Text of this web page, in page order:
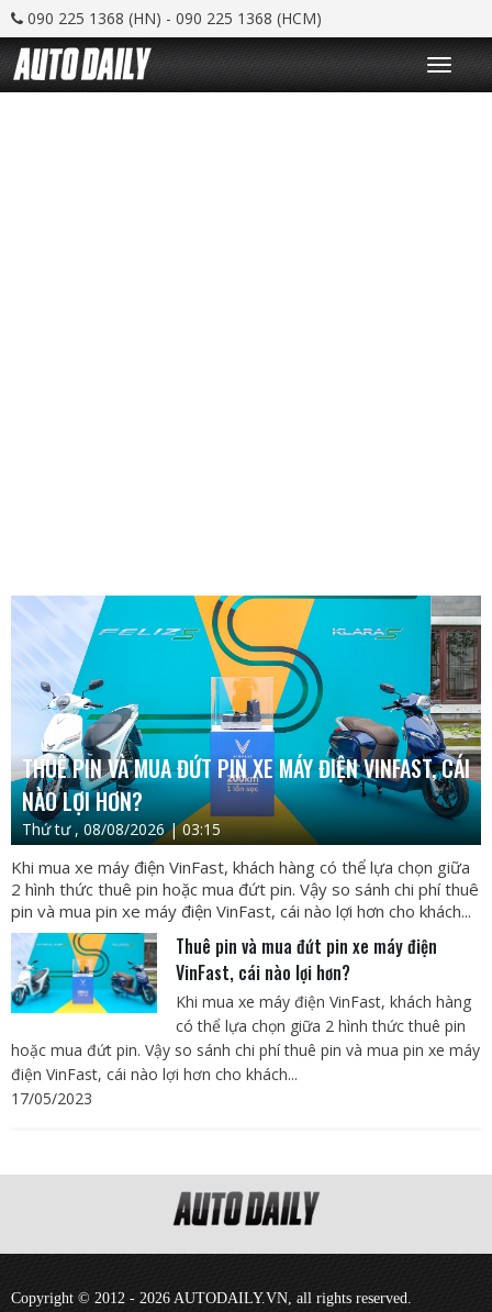
090 225 1368 (HN) - 090 225 1368 (HCM)
T
o
g
THUÊ PIN VÀ MUA ĐỨT PIN XE MÁY ĐIỆN VINFAST, CÁI
NÀO LỢI HƠN?
Thứ tư , 08/08/2026 | 03:15
Khi mua xe máy điện VinFast, khách hàng có thể lựa chọn giữa
2 hình thức thuê pin hoặc mua đứt pin. Vậy so sánh chi phí thuê
pin và mua pin xe máy điện VinFast, cái nào lợi hơn cho khách...
Thuê pin và mua đứt pin xe máy điện
VinFast, cái nào lợi hơn?
Khi mua xe máy điện VinFast, khách hàng
có thể lựa chọn giữa 2 hình thức thuê pin
hoặc mua đứt pin. Vậy so sánh chi phí thuê pin và mua pin xe máy
điện VinFast, cái nào lợi hơn cho khách...
17/05/2023
Copyright © 2012 - 2026 AUTODAILY.VN, all rights reserved.